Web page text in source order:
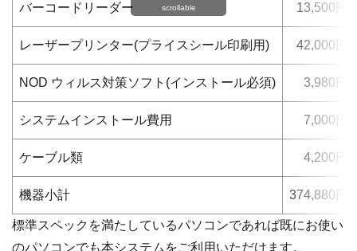
バーコードリーダー 13,500円
レーザープリンター(プライスシール印刷用) 42,000円
NOD ウィルス対策ソフト(インストール必須) 3,980円
システムインストール費用 7,000円
ケーブル類 4,200円
機器小計 374,880円
scrollable
標準スペックを満たしているパソコンであれば既にお使い
のパソコンでも本システムをご利用いただけます。